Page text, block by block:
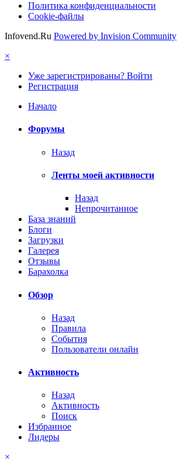
Политика конфиденциальности
Cookie-файлы
Infovend.Ru Powered by Invision Community
×
Уже зарегистрированы? Войти
Регистрация
Начало
Форумы
Назад
Ленты моей активности
Назад
Непрочитанное
База знаний
Блоги
Загрузки
Галерея
Отзывы
Барахолка
Обзор
Назад
Правила
События
Пользователи онлайн
Активность
Назад
Активность
Поиск
Избранное
Лидеры
×